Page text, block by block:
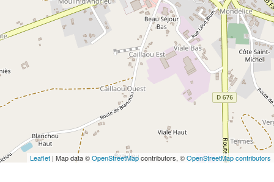
Leaflet | Map data ©OpenStreetMapcontributors, ©OpenStreetMap contributors